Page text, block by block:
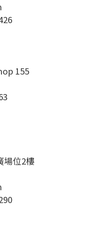
155
場位2樓